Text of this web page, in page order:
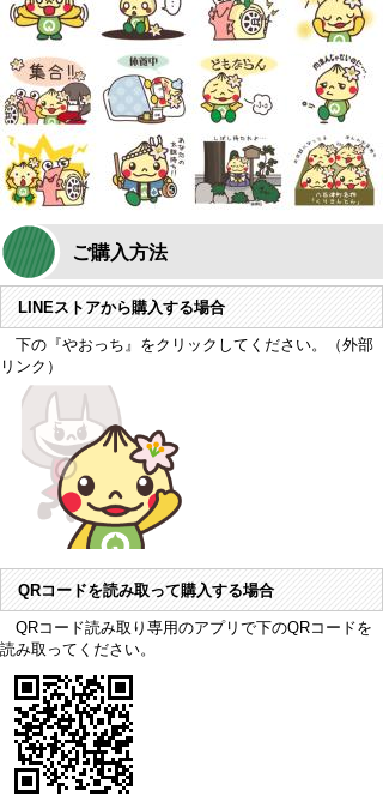
ご購入方法
LINEストアから購入する場合
下の『やおっち』をクリックしてください。（外部
リンク）
QRコードを読み取って購入する場合
QRコード読み取り専用のアプリで下のQRコードを
読み取ってください。